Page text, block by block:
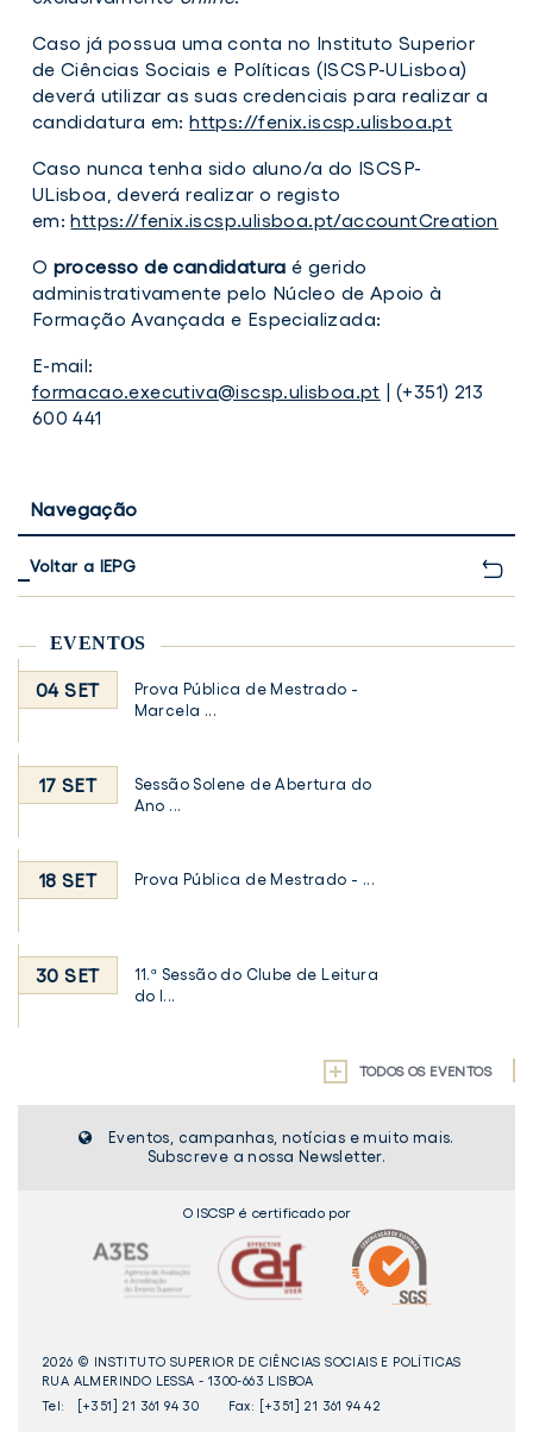
Caso já possua uma conta no Instituto Superior
de Ciências Sociais e Políticas (ISCSP-ULisboa)
deverá utilizar as suas credenciais para realizar a
candidatura em: https://fenix.iscsp.ulisboa.pt
Caso nunca tenha sido aluno/a do ISCSP-
ULisboa, deverá realizar o registo
em: https://fenix.iscsp.ulisboa.pt/accountCreation
O processo de candidatura é gerido
administrativamente pelo Núcleo de Apoio à
Formação Avançada e Especializada:
E-mail:
formacao.executiva@iscsp.ulisboa.pt | (+351) 213
600 441
Navegação
Voltar a IEPG
EVENTOS
04 SET
Prova Pública de Mestrado -
Marcela ...
17 SET
Sessão Solene de Abertura do
Ano ...
18 SET Prova Pública de Mestrado - ...
30 SET
11.ª Sessão do Clube de Leitura
do I...
TODOS OS EVENTOS
Eventos, campanhas, notícias e muito mais.
Subscreve a nossa Newsletter.
O ISCSP é certificado por
2026 © INSTITUTO SUPERIOR DE CIÊNCIAS SOCIAIS E POLÍTICAS
RUA ALMERINDO LESSA - 1300-663 LISBOA
Tel:
[+351] 21 361 94 30 Fax: [+351] 21 361 94 42